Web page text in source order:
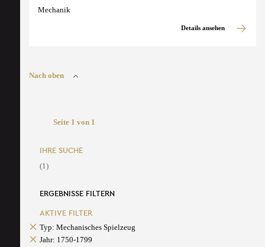
Mechanik
Details ansehen
Nach oben
Seite 1 von 1
IHRE SUCHE
(1)
ERGEBNISSE FILTERN
AKTIVE FILTER
Typ: Mechanisches Spielzeug
Jahr: 1750-1799